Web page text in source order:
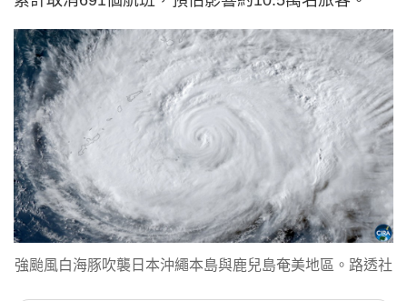
強颱風白海豚吹襲日本沖繩本島與鹿兒島奄美地區。路透社